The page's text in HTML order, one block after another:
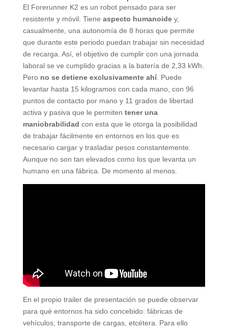
El Forerunner K2 es un robot pensado para ser
resistente y móvil. Tiene aspecto humanoidey,
casualmente, una autonomía de 8 horas que permite
que durante este periodo puedan trabajar sin necesidad
de recarga. Así, el objetivo de cumplir con una jornada
laboral se ve cumplido gracias a la batería de 2,33 kWh.
Pero no se detiene exclusivamente ahí. Puede
levantar hasta 15 kilogramos con cada mano, con 96
puntos de contacto por mano y 11 grados de libertad
activa y pasiva que le permiten tener una
maniobrabilidad con esta que le otorga la posibilidad
de trabajar fácilmente en entornos en los que es
necesario cargar y trasladar pesos constantemente.
Aunque no son tan elevados como los que levanta un
humano en una fábrica. De momento al menos.
En el propio trailer de presentación se puede observar
para qué entornos ha sido concebido: fábricas de
vehículos, transporte de cargas, etcétera. Para ello